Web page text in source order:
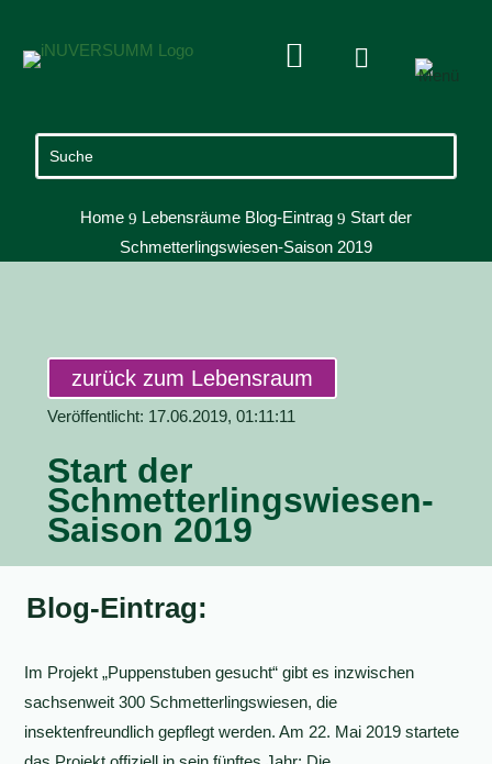
 
Home 9 Lebensräume Blog-Eintrag 9 Start der
Schmetterlingswiesen-Saison 2019
zurück zum Lebensraum
Veröffentlicht: 17.06.2019, 01:11:11
Start der
Schmetterlingswiesen-
Saison 2019
Blog-Eintrag:
Im Projekt „Puppenstuben gesucht“ gibt es inzwischen
sachsenweit 300 Schmetterlingswiesen, die
insektenfreundlich gepflegt werden. Am 22. Mai 2019 startete